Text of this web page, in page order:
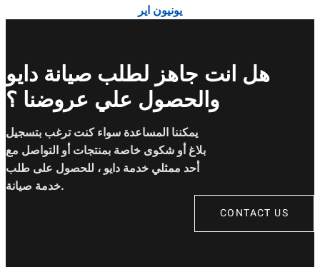
يونيون اير
هل انت جاهز لطلب صيانة دايو
والحصول علي عروضنا ؟
يمكننا المساعدة سواء كنت ترغب بتسجيل
بلاغ أو شكوى خاصة بمنتجات أو التواصل مع
أحد ممثلي خدمة دايو ، للحصول على طلب
خدمة صيانة.
CONTACT US